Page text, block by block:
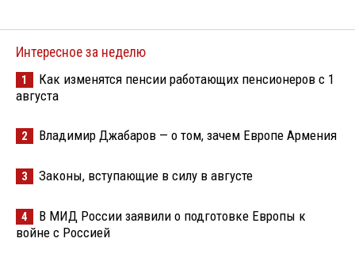
Интересное за неделю
1
Как изменятся пенсии работающих пенсионеров с 1
августа
2 Владимир Джабаров — о том, зачем Европе Армения
3 Законы, вступающие в силу в августе
4
В МИД России заявили о подготовке Европы к
войне с Россией